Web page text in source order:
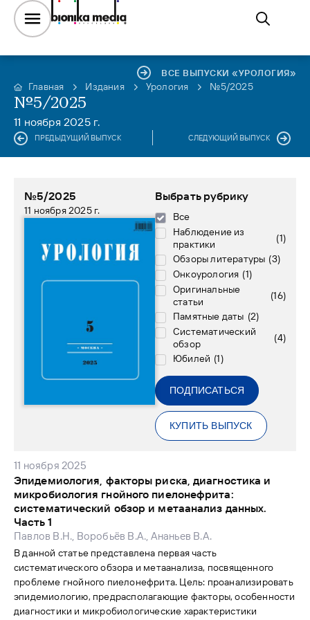
Главная Издания Урология №5/2025
ВСЕ ВЫПУСКИ «УРОЛОГИЯ»
№5/2025
11 ноября 2025 г.
ПРЕДЫДУЩИЙ ВЫПУСК СЛЕДУЮЩИЙ ВЫПУСК
№5/2025
11 ноября 2025 г.
Выбрать рубрику
Все
Наблюдение из
практики
(1)
Обзоры литературы (3)
Онкоурология (1)
Оригинальные
статьи
(16)
Памятные даты (2)
Систематический
обзор
(4)
Юбилей (1)
ПОДПИСАТЬСЯ
КУПИТЬ ВЫПУСК
11 ноября 2025
Эпидемиология, факторы риска, диагностика и
микробиология гнойного пиелонефрита:
систематический обзор и метаанализ данных.
Часть 1
Павлов В.Н., Воробьёв В.А., Ананьев В.А.
В данной статье представлена первая часть
систематического обзора и метаанализа, посвященного
проблеме гнойного пиелонефрита. Цель: проанализировать
эпидемиологию, предрасполагающие факторы, особенности
диагностики и микробиологические характеристики